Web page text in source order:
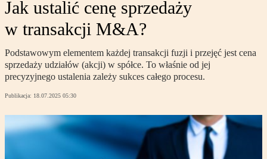
Jak ustalić cenę sprzedaży
w transakcji M&A?
Podstawowym elementem każdej transakcji fuzji i przejęć jest cena
sprzedaży udziałów (akcji) w spółce. To właśnie od jej
precyzyjnego ustalenia zależy sukces całego procesu.
Publikacja: 18.07.2025 05:30